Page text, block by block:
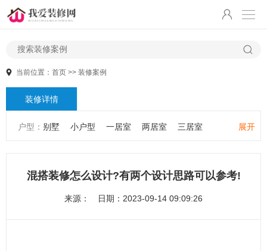
当前位置： 首页 >> 装修案例
装修详情
展开
户型： 别墅 小户型 一居室 两居室 三居室
混搭装修怎么设计?有两个设计思路可以参考!
来源： 日期：2023-09-14 09:09:26